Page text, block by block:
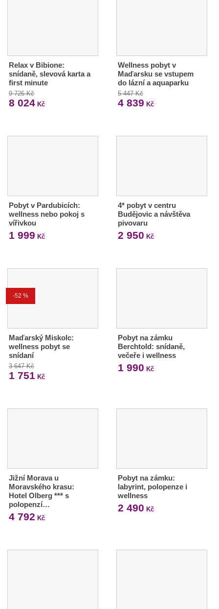
Relax v Bibione:
snídaně, slevová karta a
first minute
9 726 Kč
8 024 Kč
Wellness pobyt v
Maďarsku se vstupem
do lázní a aquaparku
5 447 Kč
4 839 Kč
Pobyt v Pardubicích:
wellness nebo pokoj s
vířivkou
1 999 Kč
4* pobyt v centru
Budějovic a návštěva
pivovaru
2 950 Kč
-52 %
Maďarský Miskolc:
wellness pobyt se
snídaní
3 647 Kč
1 751 Kč
Pobyt na zámku
Berchtold: snídaně,
večeře i wellness
1 990 Kč
Jižní Morava u
Moravského krasu:
Hotel Olberg *** s
polopenzí…
4 792 Kč
Pobyt na zámku:
labyrint, polopenze i
wellness
2 490 Kč